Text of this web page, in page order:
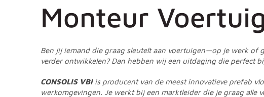
Monteur
Ben jij iemand die graag sleutelt aan voertuigen—op je werk of
verder ontwikkelen? Dan hebben wij een uitdaging die perfect
CONSOLIS VBIis producent van de meest innovatieve prefab
werkomgevingen. Je werkt bij een marktleider die je graag